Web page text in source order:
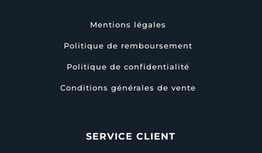
Mentions légales
Politique de remboursement
Politique de confidentialité
Conditions générales de vente
SERVICE CLIENT